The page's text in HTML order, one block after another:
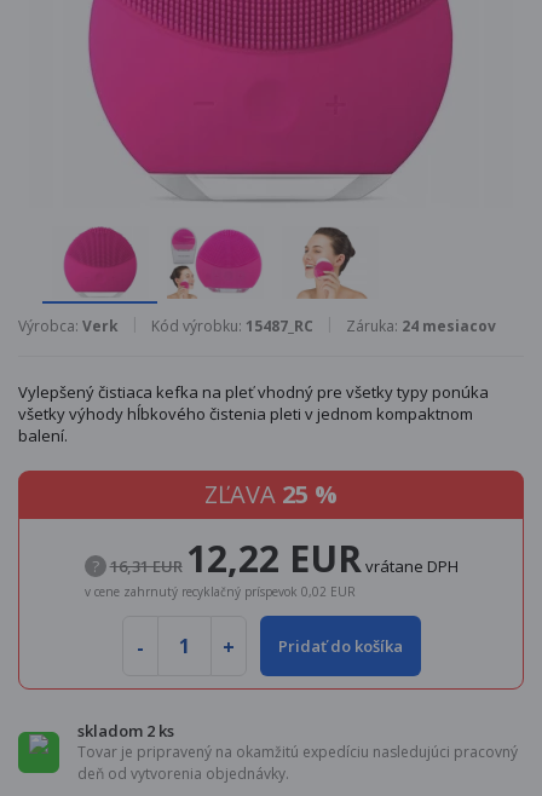
Výrobca: Verk Kód výrobku: 15487_RC Záruka: 24 mesiacov
Vylepšený čistiaca kefka na pleť vhodný pre všetky typy ponúka
všetky výhody hĺbkového čistenia pleti v jednom kompaktnom
balení.
ZĽAVA 25 %
? 16,31 EUR 12,22 EURvrátane DPH
v cene zahrnutý recyklačný príspevok 0,02 EUR
Pridať do košíka
skladom 2 ks
Tovar je pripravený na okamžitú expedíciu nasledujúci pracovný
deň od vytvorenia objednávky.